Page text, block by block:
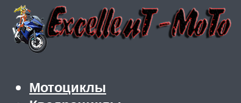
Мотоциклы